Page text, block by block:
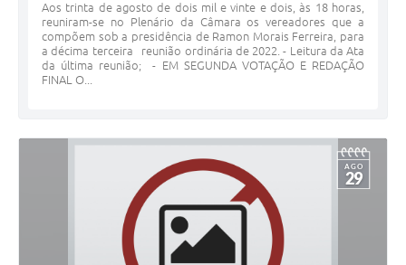
Aos trinta de agosto de dois mil e vinte e dois, às 18 horas,
reuniram-se no Plenário da Câmara os vereadores que a
compõem sob a presidência de Ramon Morais Ferreira, para
a décima terceira reunião ordinária de 2022. - Leitura da Ata
da última reunião; - EM SEGUNDA VOTAÇÃO E REDAÇÃO
FINAL O...
AGO
29